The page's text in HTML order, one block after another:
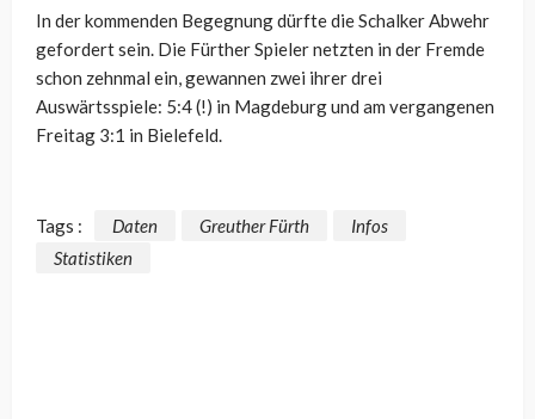
In der kommenden Begegnung dürfte die Schalker Abwehr
gefordert sein. Die Fürther Spieler netzten in der Fremde
schon zehnmal ein, gewannen zwei ihrer drei
Auswärtsspiele: 5:4 (!) in Magdeburg und am vergangenen
Freitag 3:1 in Bielefeld.
Tags : Daten Greuther Fürth
Infos
Statistiken